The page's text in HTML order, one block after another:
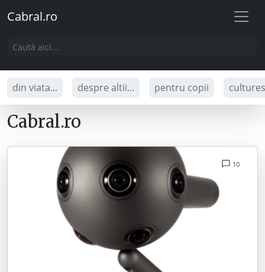
Cabral.ro
din viata... despre altii... pentru copii
Cabral.ro
10